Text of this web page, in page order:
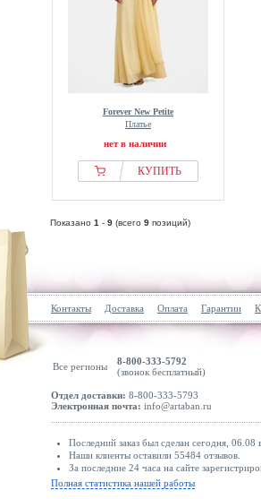
Forever New Petite
Платье
нет в наличии
КУПИТЬ
Показано 1 - 9 (всего 9 позиций)
Контакты Доставка Оплата Гарантии
Все регионы
8-800-333-5792
(звонок бесплатный)
Отдел доставки: 8-800-333-5793
Электронная почта: info@artaban.ru
Последний заказ был сделан сегодня,
Наши клиенты оставили 55484 отзывов.
За последние 24 часа на сайте
Полная статистика нашей работы